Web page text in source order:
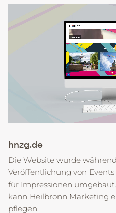
hnzg.de
Die Website wurde
Veröffentlichung von
für Impressionen
kann Heilbronn Marketing
pflegen.